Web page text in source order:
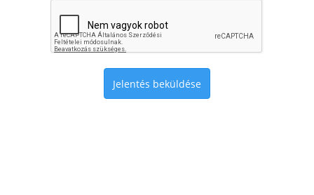
Jelentés beküldése